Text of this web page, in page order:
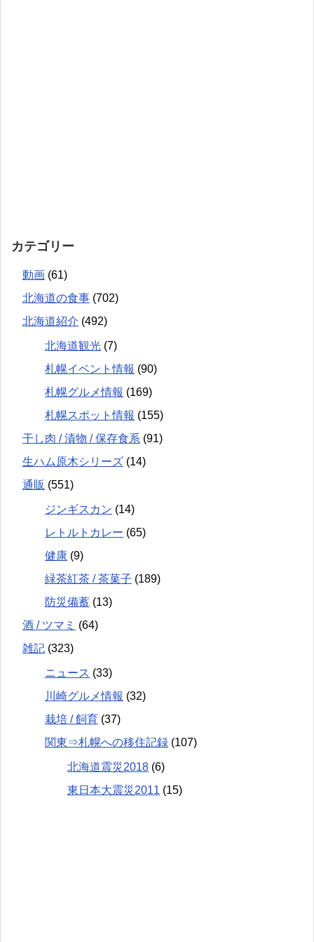
カテゴリー
動画 (61)
北海道の食事 (702)
北海道紹介 (492)
北海道観光 (7)
札幌イベント情報 (90)
札幌グルメ情報 (169)
札幌スポット情報 (155)
干し肉 / 漬物 / 保存食系 (91)
生ハム原木シリーズ (14)
通販 (551)
ジンギスカン (14)
レトルトカレー (65)
健康 (9)
緑茶紅茶 / 茶菓子 (189)
防災備蓄 (13)
酒 / ツマミ (64)
雑記 (323)
ニュース (33)
川崎グルメ情報 (32)
栽培 / 飼育 (37)
関東⇒札幌への移住記録 (107)
北海道震災2018 (6)
東日本大震災2011 (15)